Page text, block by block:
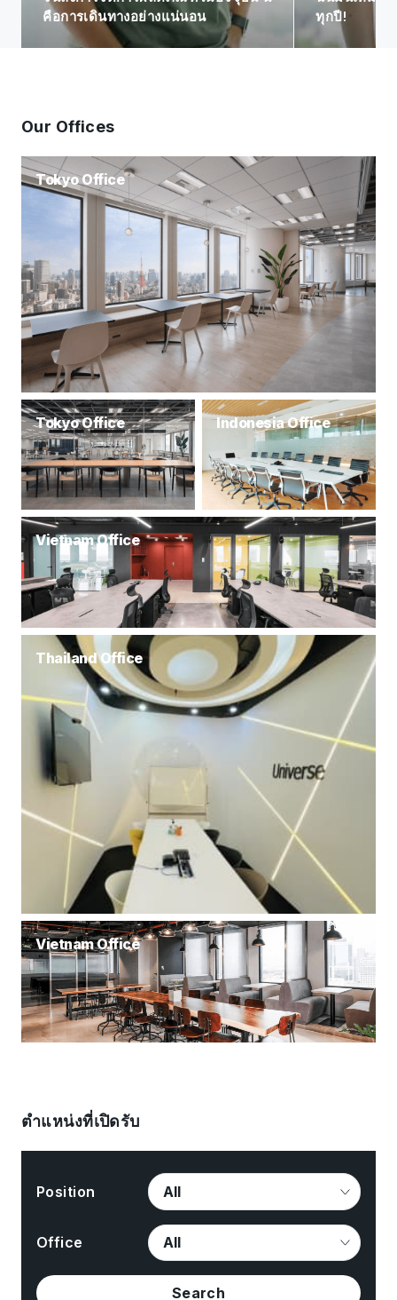
ทุกปี!
มีส่วนสำคัญ
Our Offices
Tokyo Office
Tokyo Office Indonesia Office
Vietnam Office
Thailand Office
Vietnam Office
ตำแหน่งที่เปิดรับ
Position
Office
Search